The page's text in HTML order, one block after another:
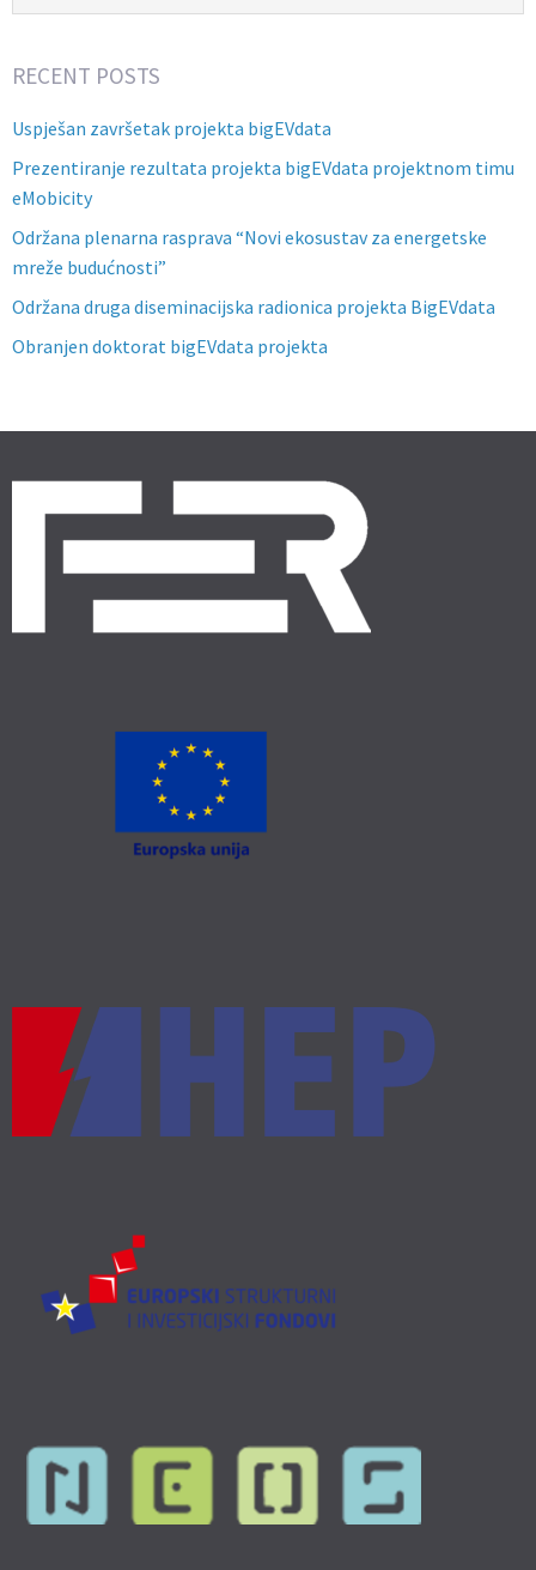
RECENT POSTS
Uspješan završetak projekta bigEVdata
Prezentiranje rezultata projekta bigEVdata projektnom timu
eMobicity
Održana plenarna rasprava “Novi ekosustav za energetske
mreže budućnosti”
Održana druga diseminacijska radionica projekta BigEVdata
Obranjen doktorat bigEVdata projekta